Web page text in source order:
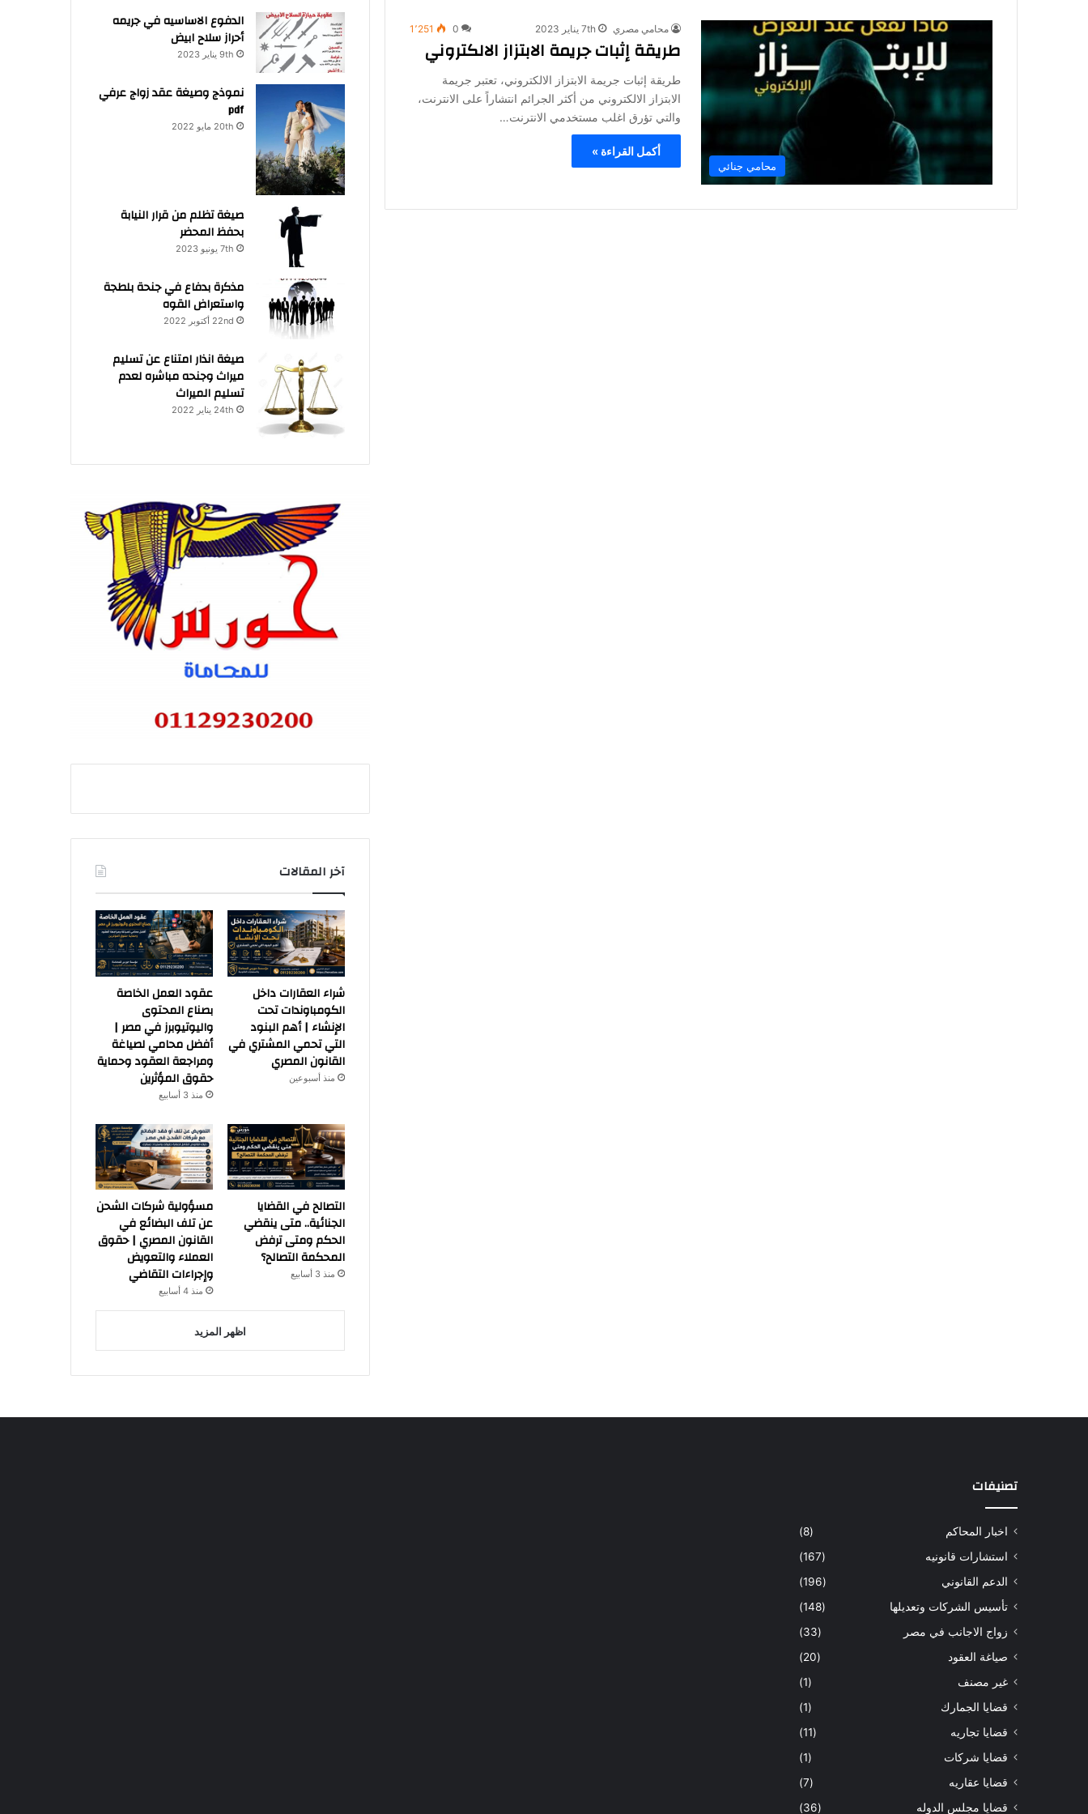
محامي جنائي
محامي مصري 7th يناير 2023 0 1٬251
طريقة إثبات جريمة الابتزاز الالكتروني
طريقة إثبات جريمة الابتزاز الالكتروني، تعتبر جريمة
الابتزاز الالكتروني من أكثر الجرائم انتشاراً على الانترنت،
والتي تؤرق اغلب مستخدمي الانترنت…
أكمل القراءة »
الدفوع الاساسيه في جريمه
أحراز سلاح ابيض
9th يناير 2023
نموذج وصيغة عقد زواج عرفي
pdf
20th مايو 2022
صيغة تظلم من قرار النيابة
بحفظ المحضر
7th يونيو 2023
مذكرة بدفاع في جنحة بلطجة
واستعراض القوه
22nd أكتوبر 2022
صيغة انذار امتناع عن تسليم
ميراث وجنحه مباشره لعدم
تسليم الميراث
24th يناير 2022
آخر المقالات
شراء العقارات داخل
الكومباوندات تحت
الإنشاء | أهم البنود
التي تحمي المشتري في
القانون المصري
منذ أسبوعين
عقود العمل الخاصة
بصناع المحتوى
واليوتيوبرز في مصر |
أفضل محامي لصياغة
ومراجعة العقود وحماية
حقوق المؤثرين
منذ 3 أسابيع
التصالح في القضايا
الجنائية.. متى ينقضي
الحكم ومتى ترفض
المحكمة التصالح؟
منذ 3 أسابيع
مسؤولية شركات الشحن
عن تلف البضائع في
القانون المصري | حقوق
العملاء والتعويض
وإجراءات التقاضي
منذ 4 أسابيع
اظهر المزيد
تصنيفات
اخبار المحاكم
(8)
استشارات قانونيه
(167)
الدعم القانوني
(196)
تأسيس الشركات وتعديلها
(148)
زواج الاجانب في مصر
(33)
صياغة العقود
(20)
غير مصنف
(1)
قضايا الجمارك
(1)
قضايا تجاريه
(11)
قضايا شركات
(1)
قضايا عقاريه
(7)
قضايا مجلس الدوله
(36)